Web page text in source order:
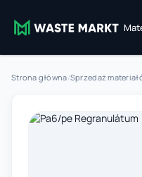
Strona główna/Sprzedaż